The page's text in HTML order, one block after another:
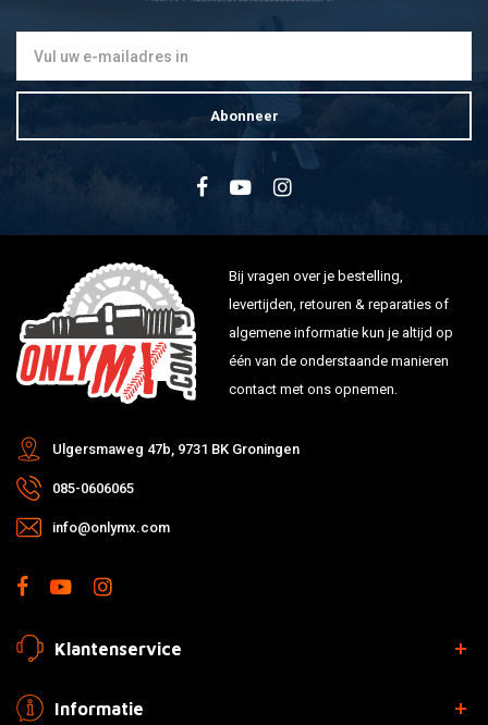
Abonneer
Bij vragen over je bestelling,
levertijden, retouren & reparaties of
algemene informatie kun je altijd op
één van de onderstaande manieren
contact met ons opnemen.
Ulgersmaweg 47b, 9731 BK Groningen
085-0606065
info@onlymx.com
Klantenservice
Informatie